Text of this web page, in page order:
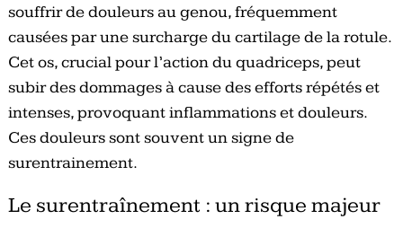
souffrir de douleurs au genou, fréquemment
causées par une surcharge du cartilage de la rotule.
Cet os, crucial pour l’action du quadriceps, peut
subir des dommages à cause des efforts répétés et
intenses, provoquant inflammations et douleurs.
Ces douleurs sont souvent un signe de
surentrainement.
Le surentraînement : un risque majeur